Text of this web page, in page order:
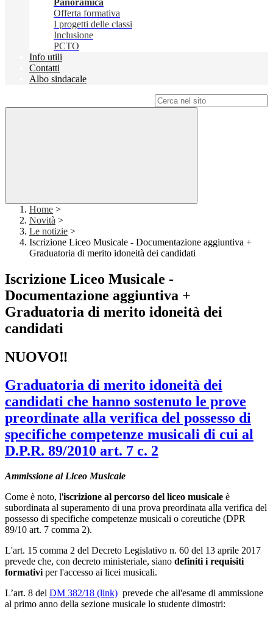
Panoramica
Offerta formativa
I progetti delle classi
Inclusione
PCTO
Info utili
Contatti
Albo sindacale
Home >
Novità >
Le notizie >
Iscrizione Liceo Musicale - Documentazione aggiuntiva +
Graduatoria di merito idoneità dei candidati
Iscrizione Liceo Musicale -
Documentazione aggiuntiva +
Graduatoria di merito idoneità dei
candidati
NUOVO‼️
Graduatoria di merito idoneità dei
candidati che hanno sostenuto le prove
preordinate alla verifica del possesso di
specifiche competenze musicali di cui al
D.P.R. 89/2010 art. 7 c. 2
Ammissione al Liceo Musicale
Come è noto, l'iscrizione al percorso del liceo musicale è
subordinata al superamento di una prova preordinata alla verifica del
possesso di specifiche competenze musicali o coreutiche (DPR
89/10 art. 7 comma 2).
L'art. 15 comma 2 del Decreto Legislativo n. 60 del 13 aprile 2017
prevede che, con decreto ministeriale, siano definiti i requisiti
formativi per l'accesso ai licei musicali.
L’art. 8 del DM 382/18 (link) prevede che all'esame di ammissione
al primo anno della sezione musicale lo studente dimostri: